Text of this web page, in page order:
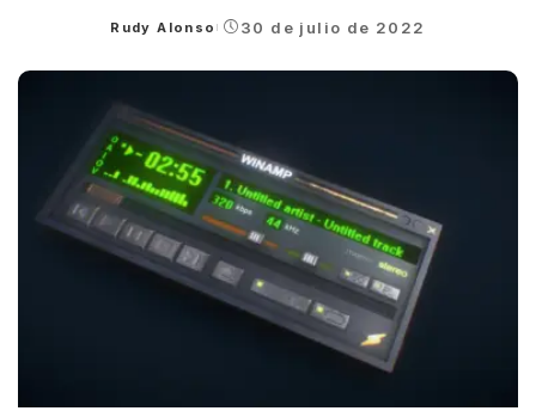
Posted
Rudy Alonso 30 de julio de 2022